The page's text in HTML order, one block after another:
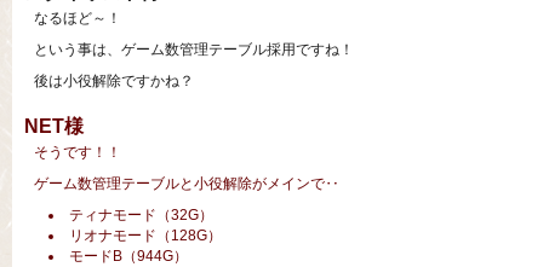
なるほど～！
という事は、ゲーム数管理テーブル採用ですね！
後は小役解除ですかね？
NET様
そうです！！
ゲーム数管理テーブルと小役解除がメインで‥
ティナモード（32G）
リオナモード（128G）
モードB（944G）